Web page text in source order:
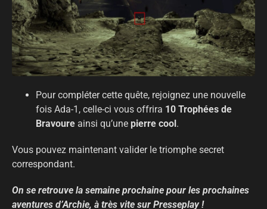
Pour compléter cette quête, rejoignez une nouvelle
fois Ada-1, celle-ci vous offrira 10 Trophées de
Bravoure ainsi qu’une pierre cool .
Vous pouvez maintenant valider le triomphe secret
correspondant.
On se retrouve la semaine prochaine pour les prochaines
aventures d’Archie, à très vite sur Presseplay !